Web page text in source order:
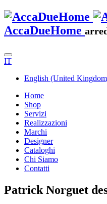
AccaDueHome
IT
English (United
Home
Shop
Servizi
Realizzazioni
Marchi
Designer
Cataloghi
Chi Siamo
Contatti
Patrick Norguet